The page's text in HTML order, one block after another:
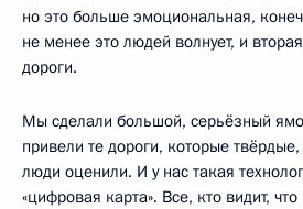
но это больше эмоциональная,
не менее это людей волнует, и
дороги.
Мы сделали большой, серьёзный
привели те дороги, которые
люди оценили. И у нас такая
«цифровая карта». Все, кто видит,